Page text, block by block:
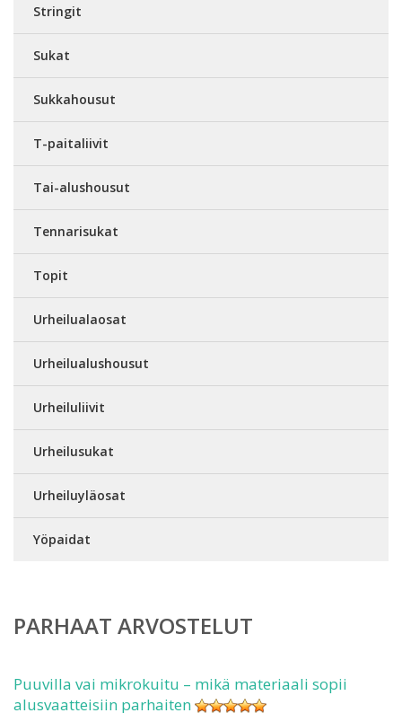
Stringit
Sukat
Sukkahousut
T-paitaliivit
Tai-alushousut
Tennarisukat
Topit
Urheilualaosat
Urheilualushousut
Urheiluliivit
Urheilusukat
Urheiluyläosat
Yöpaidat
PARHAAT ARVOSTELUT
Puuvilla vai mikrokuitu – mikä materiaali sopii
alusvaatteisiin parhaiten